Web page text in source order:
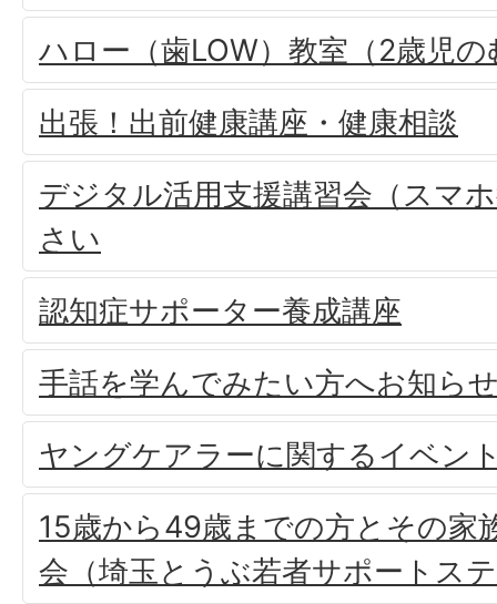
ハロー（歯LOW）教室（2歳児
出張！出前健康講座・健康相談
デジタル活用支援講習会（スマ
さい
認知症サポーター養成講座
手話を学んでみたい方へお知ら
ヤングケアラーに関するイベン
15歳から49歳までの方とその家
会（埼玉とうぶ若者サポートス